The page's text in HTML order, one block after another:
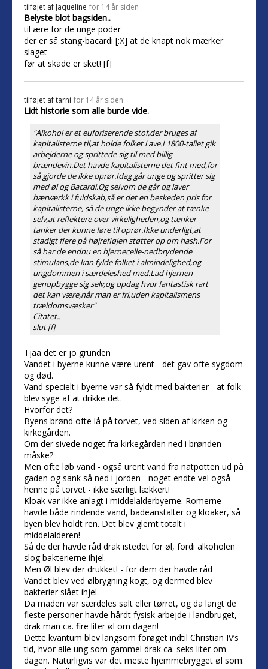
tilføjet af Jaqueline for 14 år siden
Belyste blot bagsiden..
til ære for de unge poder
der er så stang-bacardi [:X] at de knapt nok mærker
slaget
før at skade er sket! [f]
tilføjet aftarni for 14 år siden
Lidt historie som alle burde vide.
"Alkohol er et euforiserende stof,der bruges af
kapitalisterne til,at holde folket i ave.I 1800-tallet gik
arbejderne og sprittede sig til med billig
brændevin.Det havde kapitalisterne det fint med,for
så gjorde de ikke oprør.Idag går unge og spritter sig
med øl og Bacardi.Og selvom de går og laver
hærværkk i fuldskab,så er det en beskeden pris for
kapitalisterne, så de unge ikke begynder at tænke
selv,at reflektere over virkeligheden,og tænker
tanker der kunne føre til oprør.Ikke underligt,at
stadigt flere på højrefløjen støtter op om hash.For
så har de endnu en hjernecelle-nedbrydende
stimulans,de kan fylde folket i almindelighed,og
ungdommen i særdeleshed med.Lad hjernen
genopbygge sig selv,og opdag hvor fantastisk rart
det kan være,når man er fri,uden kapitalismens
trældomsvæsker"
Citatet..
slut [f]
Tjaa det er jo grunden
Vandet i byerne kunne være urent - det gav ofte sygdom
og død.
Vand specielt i byerne var så fyldt med bakterier - at folk
blev syge af at drikke det.
Hvorfor det?
Byens brønd ofte lå på torvet, ved siden af kirken og
kirkegården.
Om der sivede noget fra kirkegården ned i brønden -
måske?
Men ofte løb vand - også urent vand fra natpotten ud på
gaden og sank så ned i jorden - noget endte vel også
henne på torvet - ikke særligt lækkert!
Kloak var ikke anlagt i middelalderbyerne. Romerne
havde både rindende vand, badeanstalter og kloaker, så
byen blev holdt ren. Det blev glemt totalt i
middelalderen!
Så de der havde råd drak istedet for øl, fordi alkoholen
slog bakterierne ihjel.
Men Øl blev der drukket! - for dem der havde råd
Vandet blev ved ølbrygning kogt, og dermed blev
bakterier slået ihjel.
Da maden var særdeles salt eller tørret, og da langt de
fleste personer havde hårdt fysisk arbejde i landbruget,
drak man ca. fire liter øl om dagen!
Dette kvantum blev langsom forøget indtil Christian IV’s
tid, hvor alle ung som gammel drak ca. seks liter om
dagen. Naturligvis var det meste hjemmebrygget øl som: